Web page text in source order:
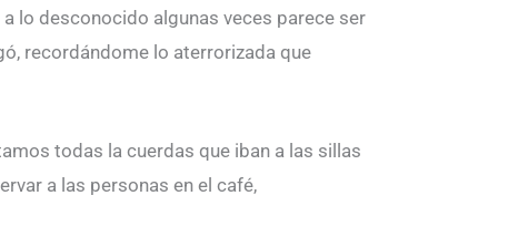
lo desconocido algunas veces parece ser
recordándome lo aterrorizada que
todas la cuerdas que iban a las sillas
a las personas en el café,